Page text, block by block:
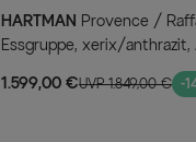
HARTMAN
Essgruppe, xerix/anthrazit,
⌀150cm, 5 Klappstühle, inkl.
1.599,00 €UVP 1.849,00 € -